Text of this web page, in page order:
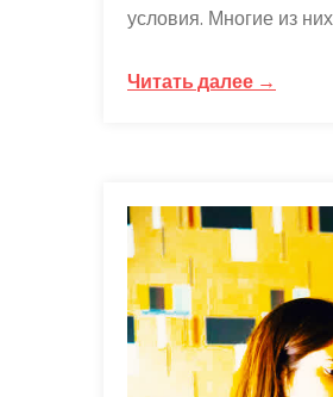
условия. Многие из
Читать далее →